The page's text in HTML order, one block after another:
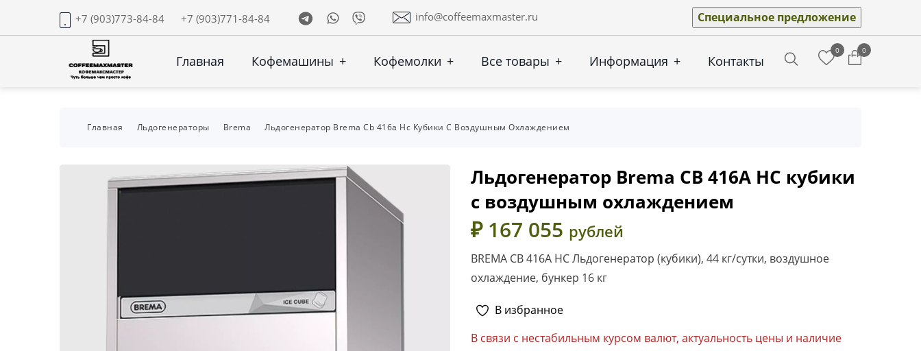
+7 (903)773-84-84 +7 (903)771-84-84 TelegramWhatsapp
Viber info@coffeemaxmaster.ru Специальное предложение
Главная Кофемашины + Кофемолки + Все товары + Информация + Контакты
0 0
Главная Льдогенераторы Brema Льдогенератор Brema Cb 416a Hc Кубики С Воздушным Охлаждением
Льдогенератор Brema CB 416A HC кубики
с воздушным охлаждением
₽ 167 055 рублей
BREMA CB 416A HC Льдогенератор (кубики), 44 кг/сутки, воздушное
охлаждение, бункер 16 кг
В избранное
В связи с нестабильным курсом валют, актуальность цены и наличие